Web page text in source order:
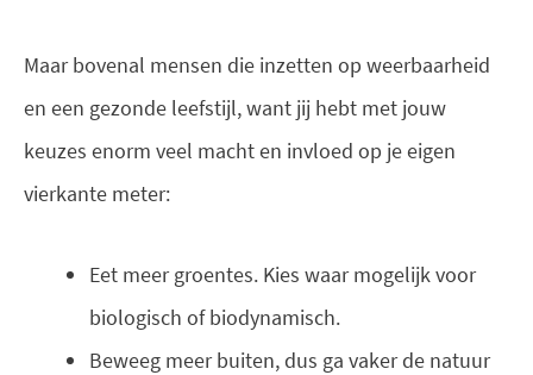
Maar bovenal mensen die inzetten op weerbaarheid
en een gezonde leefstijl, want jij hebt met jouw
keuzes enorm veel macht en invloed op je eigen
vierkante meter:
Eet meer groentes. Kies waar mogelijk voor
biologisch of biodynamisch.
Beweeg meer buiten, dus ga vaker de natuur